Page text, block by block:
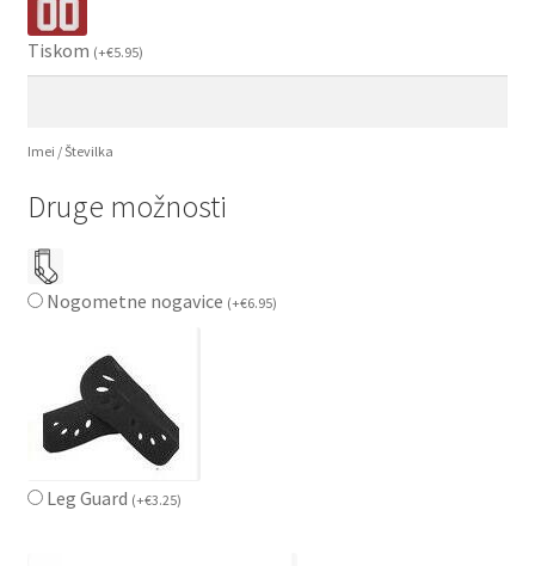
Tiskom (+€5.95)
Imei / Številka
Druge možnosti
Nogometne nogavice (+€6.95)
Leg Guard (+€3.25)